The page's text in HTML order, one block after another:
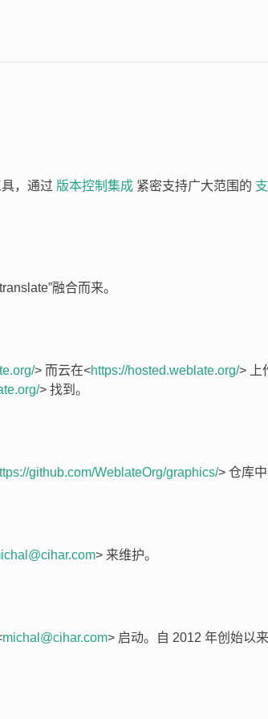
，通过 版本控制集成紧密支持广大范围的
融合而来。
> 而云在<https://hosted.weblate.org/> 上
> 找到。
github.com/WeblateOrg/graphics/> 仓库中
@cihar.com> 来维护。
michal @cihar.com> 启动。自 2012 年创始以